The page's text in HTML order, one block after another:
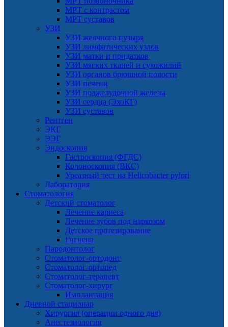
МРТ с контрастом
МРТ суставов
УЗИ
УЗИ желчного пузыря
УЗИ лимфатических узлов
УЗИ матки и придатков
УЗИ мягких тканей и сухожилий
УЗИ органов брюшной полости
УЗИ печени
УЗИ поджелудочной железы
УЗИ сердца (ЭхоКГ)
УЗИ суставов
Рентген
ЭКГ
ЭЭГ
Эндоскопия
Гастроскопия (ФГДС)
Колоноскопия (ВКС)
Уреазный тест на Helicobacter pylori
Лаборатория
Стоматология
Детский стоматолог
Лечение кариеса
Лечение зубов под наркозом
Детское протезирование
Гигиена
Пародонтолог
Стоматолог-ортодонт
Стоматолог-ортопед
Стоматолог-терапевт
Стоматолог-хирург
Имплантация
Дневной стационар
Хирургия (операции одного дня)
Анестезиология